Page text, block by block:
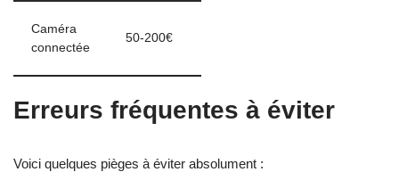
Caméra
connectée
50-200€
Erreurs fréquentes à éviter
Voici quelques pièges à éviter absolument :